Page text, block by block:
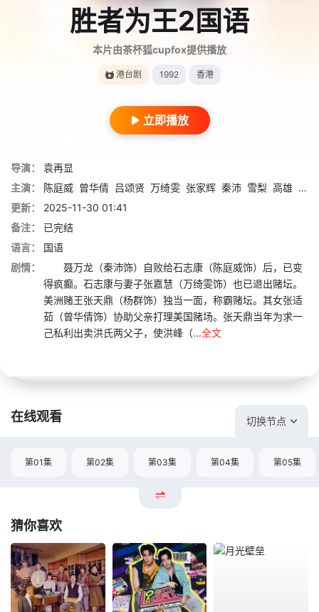
胜者为王2国语
本片由茶杯狐cupfox提供播放
港台剧 1992 香港
立即播放
导演：
袁再显
主演：
陈庭威 曾华倩 吕颂贤 万绮雯 张家辉 秦沛 雪梨 高雄 伍
更新：
2025-11-30 01:41
备注：
已完结
语言：
国语
剧情：
聂万龙（秦沛饰）自败给石志康（陈庭威饰）后，已变
得疯癫。石志康与妻子张嘉慧（万绮雯饰）也已退出赌坛。
美洲赌王张天鼎（杨群饰）独当一面，称霸赌坛。其女张适
茹（曾华倩饰）协助父亲打理美国赌场。张天鼎当年为求一
己私利出卖洪氏两父子，使洪峰（...全文
在线观看 切换节点
第01集 第02集 第03集 第04集 第05集
猜你喜欢